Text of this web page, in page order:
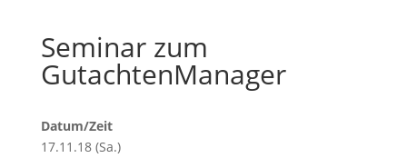
Seminar zum
GutachtenManager
Datum/Zeit
17.11.18 (Sa.)